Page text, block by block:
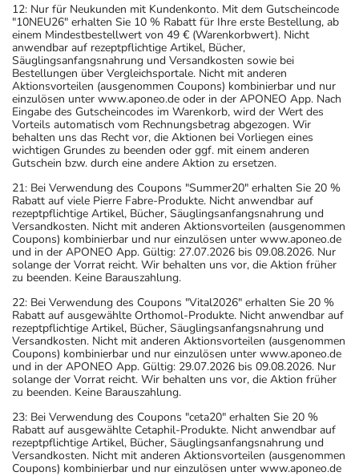
12: Nur für Neukunden mit Kundenkonto. Mit dem Gutscheincode
"10NEU26" erhalten Sie 10 % Rabatt für Ihre erste Bestellung, ab
einem Mindestbestellwert von 49 € (Warenkorbwert). Nicht
anwendbar auf rezeptpflichtige Artikel, Bücher,
Säuglingsanfangsnahrung und Versandkosten sowie bei
Bestellungen über Vergleichsportale. Nicht mit anderen
Aktionsvorteilen (ausgenommen Coupons) kombinierbar und nur
einzulösen unter www.aponeo.de oder in der APONEO App. Nach
Eingabe des Gutscheincodes im Warenkorb, wird der Wert des
Vorteils automatisch vom Rechnungsbetrag abgezogen. Wir
behalten uns das Recht vor, die Aktionen bei Vorliegen eines
wichtigen Grundes zu beenden oder ggf. mit einem anderen
Gutschein bzw. durch eine andere Aktion zu ersetzen.
21: Bei Verwendung des Coupons "Summer20" erhalten Sie 20 %
Rabatt auf viele Pierre Fabre-Produkte. Nicht anwendbar auf
rezeptpflichtige Artikel, Bücher, Säuglingsanfangsnahrung und
Versandkosten. Nicht mit anderen Aktionsvorteilen (ausgenommen
Coupons) kombinierbar und nur einzulösen unter www.aponeo.de
und in der APONEO App. Gültig: 27.07.2026 bis 09.08.2026. Nur
solange der Vorrat reicht. Wir behalten uns vor, die Aktion früher
zu beenden. Keine Barauszahlung.
22: Bei Verwendung des Coupons "Vital2026" erhalten Sie 20 %
Rabatt auf ausgewählte Orthomol-Produkte. Nicht anwendbar auf
rezeptpflichtige Artikel, Bücher, Säuglingsanfangsnahrung und
Versandkosten. Nicht mit anderen Aktionsvorteilen (ausgenommen
Coupons) kombinierbar und nur einzulösen unter www.aponeo.de
und in der APONEO App. Gültig: 29.07.2026 bis 09.08.2026. Nur
solange der Vorrat reicht. Wir behalten uns vor, die Aktion früher
zu beenden. Keine Barauszahlung.
23: Bei Verwendung des Coupons "ceta20" erhalten Sie 20 %
Rabatt auf ausgewählte Cetaphil-Produkte. Nicht anwendbar auf
rezeptpflichtige Artikel, Bücher, Säuglingsanfangsnahrung und
Versandkosten. Nicht mit anderen Aktionsvorteilen (ausgenommen
Coupons) kombinierbar und nur einzulösen unter www.aponeo.de